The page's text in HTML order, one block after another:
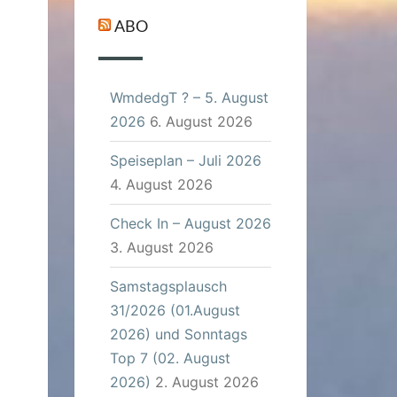
ABO
WmdedgT ? – 5. August
2026 6. August 2026
Speiseplan – Juli 2026
4. August 2026
Check In – August 2026
3. August 2026
Samstagsplausch
31/2026 (01.August
2026) und Sonntags
Top 7 (02. August
2026) 2. August 2026